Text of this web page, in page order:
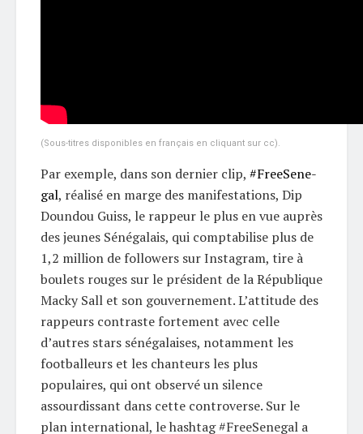
(Sous-titres disponibles en français en cliquant sur cc).
Par exemple, dans son dernier clip, #FreeSene-
gal, réalisé en marge des manifestations, Dip
Doundou Guiss, le rappeur le plus en vue auprès
des jeunes Sénégalais, qui comptabilise plus de
1,2 million de followers sur Instagram, tire à
boulets rouges sur le président de la République
Macky Sall et son gouvernement. L’attitude des
rappeurs contraste fortement avec celle
d’autres stars sénégalaises, notamment les
footballeurs et les chanteurs les plus
populaires, qui ont observé un silence
assourdissant dans cette controverse. Sur le
plan international, le hashtag #FreeSenegal a